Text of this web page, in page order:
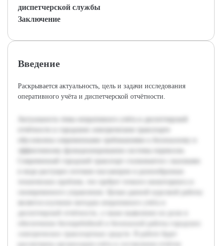
диспетчерской службы
Заключение
Введение
Раскрывается актуальность, цель и задачи исследования
оперативного учёта и диспетчерской отчётности.